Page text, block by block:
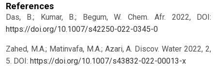
References
Das, B.; Kumar, B.; Begum, W. Chem. Afr. 2022, DOI:
https://doi.org/10.1007/s42250-022-0345-0
Zahed, M.A.; Matinvafa, M.A.; Azari, A. Discov. Water 2022, 2,
5. DOI: https://doi.org/10.1007/s43832-022-00013-x